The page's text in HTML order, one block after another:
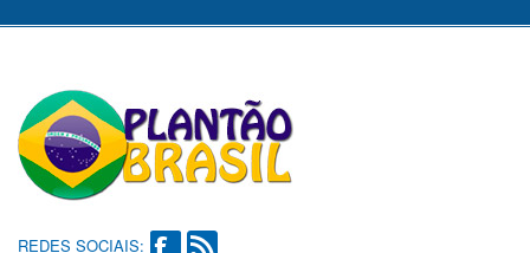
REDES SOCIAIS: